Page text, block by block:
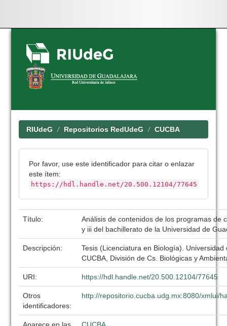
Skip
navigation
RIUdeG Repositorios RedUdeG CUCBA
Por favor, use este identificador para citar o enlazar
este ítem:
https://hdl.handle.net/20.500.12104/77645
Título:
Análisis de contenidos de los programas de
y iii del bachillerato de la Universidad de
Descripción:
Tesis (Licenciatura en Biología). Universidad
CUCBA, División de Cs. Biológicas y
URI: https://hdl.handle.net/20.500.12104/77645
Otros
identificadores:
http://repositorio.cucba.udg.mx:8080/xmlui/